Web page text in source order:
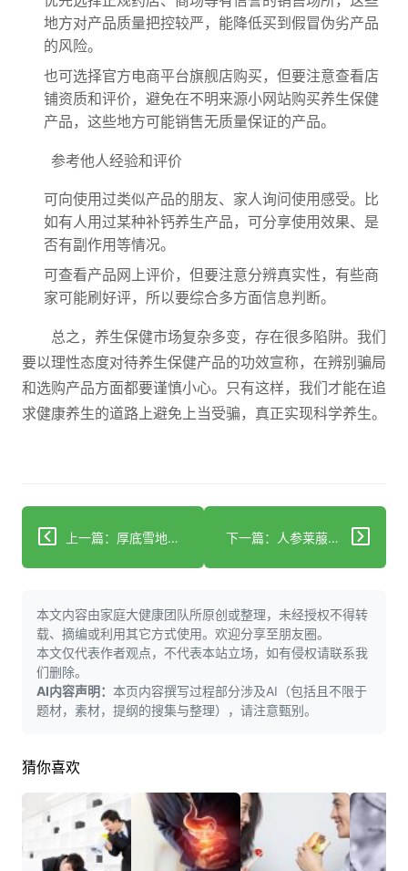
地方对产品质量把控较严，能降低买到假冒伪劣产品
的风险。
也可选择官方电商平台旗舰店购买，但要注意查看店
铺资质和评价，避免在不明来源小网站购买养生保健
产品，这些地方可能销售无质量保证的产品。
参考他人经验和评价
可向使用过类似产品的朋友、家人询问使用感受。比
如有人用过某种补钙养生产品，可分享使用效果、是
否有副作用等情况。
可查看产品网上评价，但要注意分辨真实性，有些商
家可能刷好评，所以要综合多方面信息判断。
总之，养生保健市场复杂多变，存在很多陷阱。我们
要以理性态度对待养生保健产品的功效宣称，在辨别骗局
和选购产品方面都要谨慎小心。只有这样，我们才能在追
求健康养生的道路上避免上当受骗，真正实现科学养生。
上一篇：厚底雪地靴可能伤身，选鞋时要谨慎 下一篇：人参莱菔子能否同用，养生搭配禁忌全解析
本文内容由家庭大健康团队所原创或整理，未经授权不得转
载、摘编或利用其它方式使用。欢迎分享至朋友圈。
本文仅代表作者观点，不代表本站立场，如有侵权请联系我
们删除。
AI内容声明： 本页内容撰写过程部分涉及AI（包括且不限于
题材，素材，提纲的搜集与整理），请注意甄别。
猜你喜欢